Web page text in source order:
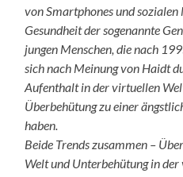
von Smartphones und
Gesundheit der sogenannte
jungen Menschen, die nach
sich nach Meinung von Haidt
Aufenthalt in der virtuellen
Überbehütung zu einer
haben.
Beide Trends zusammen –
Welt und Unterbehütung in